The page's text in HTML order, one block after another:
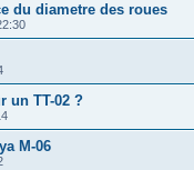
du diametre des roues
un TT-02 ?
M-06